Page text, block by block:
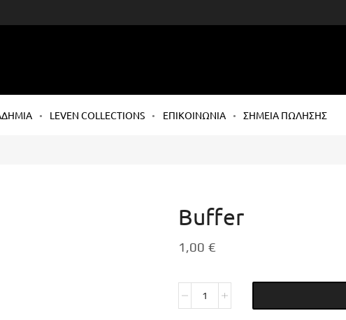
LEVEN COLLECTIONS ΕΠΙΚΟΙΝΩΝΙΑ ΣΗΜΕΙΑ ΠΩΛΗΣΗΣ
Buffer
1,00 €